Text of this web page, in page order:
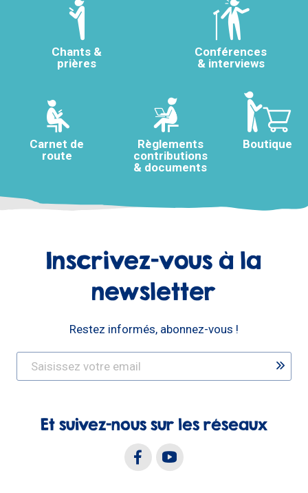
Chants &
prières
Conférences
& interviews
Carnet de
route
Règlements
contributions
& documents
Boutique
Inscrivez-vous à la
newsletter
Restez informés, abonnez-vous !
Et suivez-nous sur les réseaux